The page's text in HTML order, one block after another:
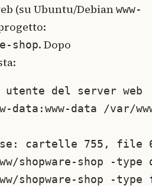
(su Ubuntu/Debianwww-
shop. Dopo
del server web
data:www-data /var/
cartelle 755, file
shopware-shop -
shopware-shop -